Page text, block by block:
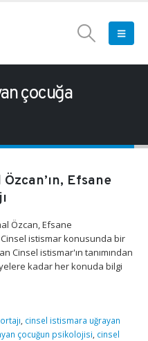
çocuğa
Efsane
Özcan, Efsane
Cinsel istismar konusunda bir
Cinsel istismar'ın tanımından
kadar her konuda bilgi
, cinsel istismara uğrayan
çocuğun psikolojisi, cinsel